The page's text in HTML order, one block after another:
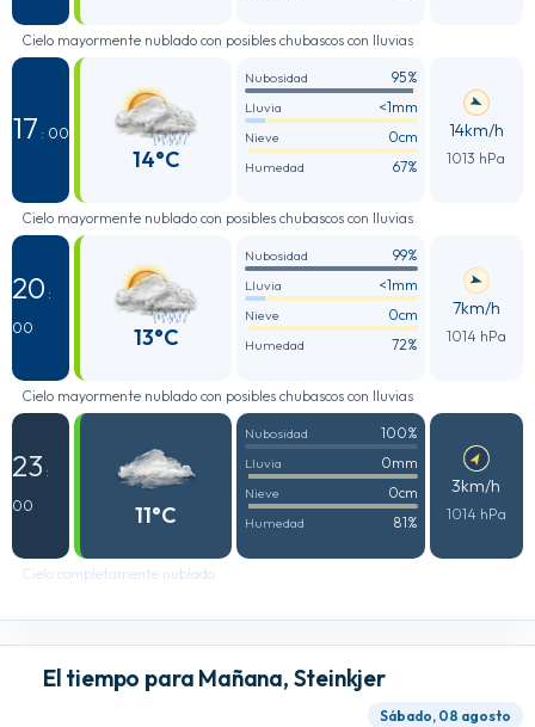
Cielo mayormente nublado con posibles chubascos con lluvias
17 : 00
14°C
Nubosidad 95%
Lluvia <1mm
Nieve 0cm
Humedad 67%
14km/h
1013 hPa
Cielo mayormente nublado con posibles chubascos con lluvias
20 :
00
13°C
Nubosidad 99%
Lluvia <1mm
Nieve 0cm
Humedad 72%
7km/h
1014 hPa
Cielo mayormente nublado con posibles chubascos con lluvias
23 :
00
11°C
Nubosidad 100%
Lluvia 0mm
Nieve 0cm
Humedad 81%
3km/h
1014 hPa
Cielo completamente nublado
El tiempo para Mañana, Steinkjer
Sábado, 08 agosto